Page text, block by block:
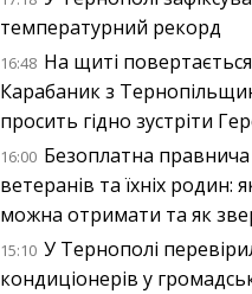
температурний рекорд
16:48 На щиті
Карабаник з
просить гідно зустріти
16:00 Безоплатна
ветеранів та їхніх родин:
можна отримати та як
15:10 У Тернополі
кондиціонерів у